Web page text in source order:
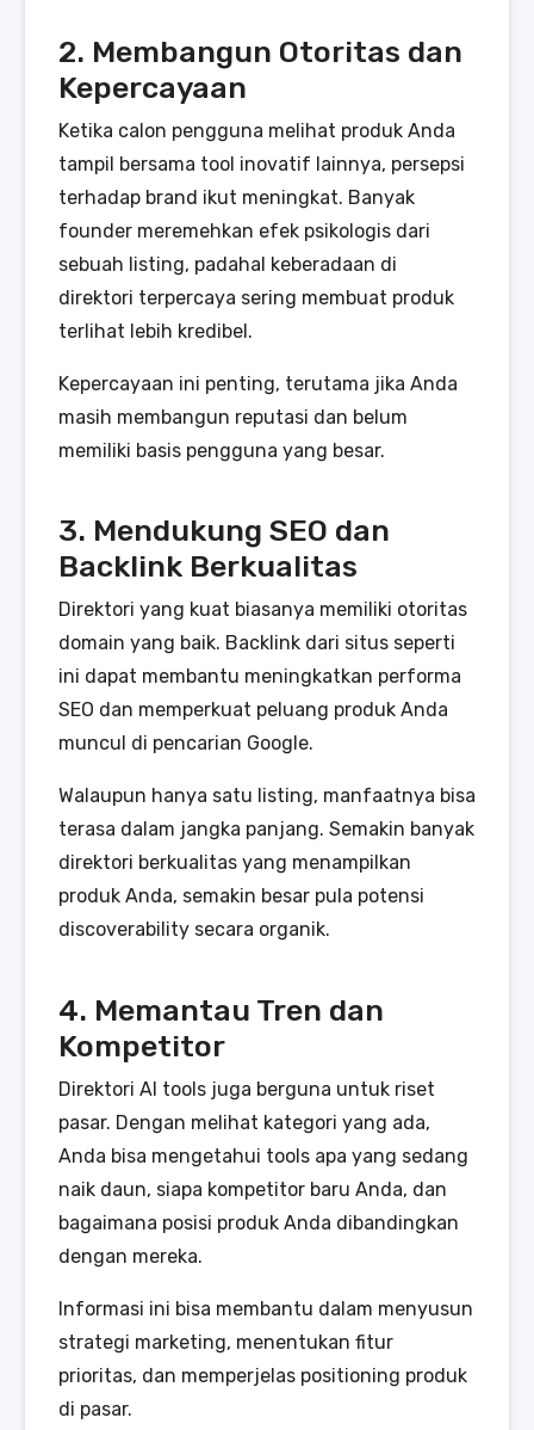
2. Membangun Otoritas dan
Kepercayaan
Ketika calon pengguna melihat produk Anda
tampil bersama tool inovatif lainnya, persepsi
terhadap brand ikut meningkat. Banyak
founder meremehkan efek psikologis dari
sebuah listing, padahal keberadaan di
direktori terpercaya sering membuat produk
terlihat lebih kredibel.
Kepercayaan ini penting, terutama jika Anda
masih membangun reputasi dan belum
memiliki basis pengguna yang besar.
3. Mendukung SEO dan
Backlink Berkualitas
Direktori yang kuat biasanya memiliki otoritas
domain yang baik. Backlink dari situs seperti
ini dapat membantu meningkatkan performa
SEO dan memperkuat peluang produk Anda
muncul di pencarian Google.
Walaupun hanya satu listing, manfaatnya bisa
terasa dalam jangka panjang. Semakin banyak
direktori berkualitas yang menampilkan
produk Anda, semakin besar pula potensi
discoverability secara organik.
4. Memantau Tren dan
Kompetitor
Direktori AI tools juga berguna untuk riset
pasar. Dengan melihat kategori yang ada,
Anda bisa mengetahui tools apa yang sedang
naik daun, siapa kompetitor baru Anda, dan
bagaimana posisi produk Anda dibandingkan
dengan mereka.
Informasi ini bisa membantu dalam menyusun
strategi marketing, menentukan fitur
prioritas, dan memperjelas positioning produk
di pasar.